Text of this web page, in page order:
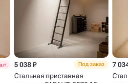
5 038 ₽ Под заказ
Стальная приставная
7